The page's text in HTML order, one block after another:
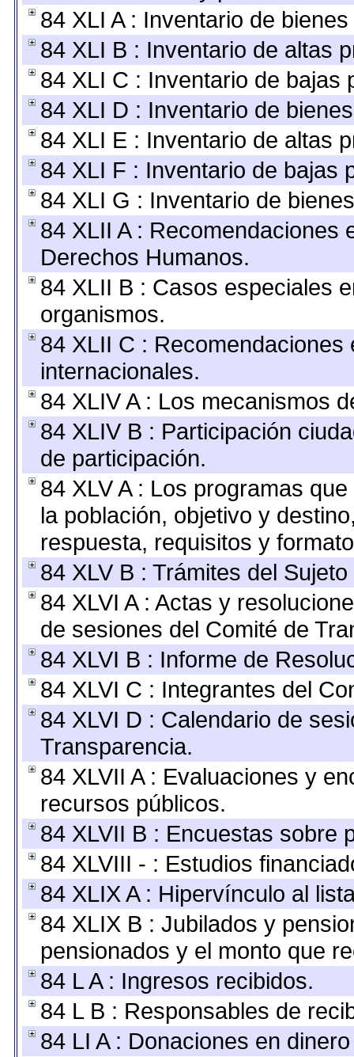
84 XLI A : Inventario de
84 XLI B : Inventario de altas
84 XLI C : Inventario de bajas
84 XLI D : Inventario de
84 XLI E : Inventario de altas
84 XLI F : Inventario de bajas
84 XLI G : Inventario de
84 XLII A : Recomendaciones
Derechos Humanos.
84 XLII B : Casos especiales
organismos.
84 XLII C :
internacionales.
84 XLIV A : Los mecanismos
84 XLIV B : Participación
de participación.
84 XLV A : Los programas
la población, objetivo y
respuesta, requisitos y
84 XLV B : Trámites del
84 XLVI A : Actas y
de sesiones del Comité de
84 XLVI B : Informe de
84 XLVI C : Integrantes del
84 XLVI D : Calendario de
Transparencia.
84 XLVII A : Evaluaciones y
recursos públicos.
84 XLVII B : Encuestas sobre
84 XLVIII - : Estudios
84 XLIX A : Hipervínculo al
84 XLIX B : Jubilados y
pensionados y el monto que
84 L A : Ingresos recibidos.
84 L B : Responsables de
84 LI A : Donaciones en